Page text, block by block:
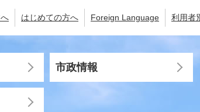
はじめての方へ Foreign Language 利用者
市政情報